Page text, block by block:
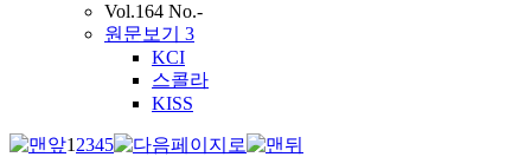
Vol.164 No.-
원문보기 3
KCI
스콜라
KISS
12345